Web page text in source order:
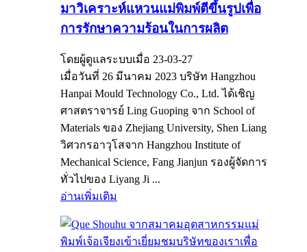
มาวิเคราะห์แหวนแม่พิมพ์ตีขึ้นรูปเพื่อ
การรักษาความร้อนในการผลิต
โดยผู้ดูแลระบบเมื่อ 23-03-27
เมื่อวันที่ 26 มีนาคม 2023 บริษัท Hangzhou
Hanpai Mould Technology Co., Ltd. ได้เชิญ
ศาสตราจารย์ Ling Guoping จาก School of
Materials ของ Zhejiang University, Shen Liang
วิศวกรอาวุโสจาก Hangzhou Institute of
Mechanical Science, Fang Jianjun รองผู้จัดการ
ทั่วไปของ Liyang Ji ...
อ่านเพิ่มเติม